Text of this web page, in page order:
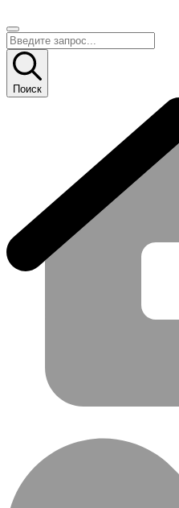
Поиск